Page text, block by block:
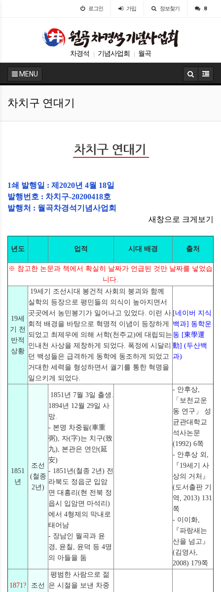
로그인 가입 정보찾기 8
차경석 | 기념사업회 | 월곡
MENU
차치구 연대기
1쇄 발행일 : 제2020년 4월 18일
발행번호 : 차치구-20200418호
발행처 : 월곡차경석기념사업회
새창으로 크게보기
년도 업적 시대 배경 출처
※ 참고한 논문과 책에서 확실히 날짜가 언급된 것만 날짜를 넣었습
니다.
19세
기 전
반적
상황
19세기 조선시대 봉건적 사회의 붕괴와 함께
실학의 등장으로 평민들의 의식이 높아지면서
곳곳에서 농민봉기가 일어나고 있었다. 이런 사
회적 배경을 바탕으로 혁명적 이념이 등장하게
되었고 최제우에 의해 서학(천주교)에 대립되는
인내천 사상을 제창하게 되었다. 폭정에 시달리
던 백성들은 급격하게 동학에 동조하게 되었고
거대한 세력을 형성하면서 궐기를 통한 혁명을
일으키게 되었다.
[네이버 지식
백과] 동학운
동 [東學運
動] (두산백
과)
1851
년
조선
(철종
2년)
1851년 7월 3일 출생.
1894년 12월 29일 사
망.
- 본명 차중필(車重
弼), 자(字)는 치구(致
九), 본관은 연안(延
安)
- 1851년(철종 2년) 전
라북도 정읍군 입암
면 대흥리(현 전북 정
읍시 입암면 마석리)
에서 4형제의 막내로
태어남
- 장남인 월곡과 윤
경, 윤칠, 윤덕 등 4명
의 아들을 둠
- 안후상,
「보천교운
동 연구」 성
균관대학교
석사논문
(1992) 6쪽
- 안후상 외,
『19세기 사
상의 거처』
(도서출판 기
역, 2013) 131
쪽
- 이이화,
『파랑새는
산을 넘고』
(김영사,
2008) 179쪽
1871?
조선
평범한 사람으로 젊
은 시절을 보낸 차중